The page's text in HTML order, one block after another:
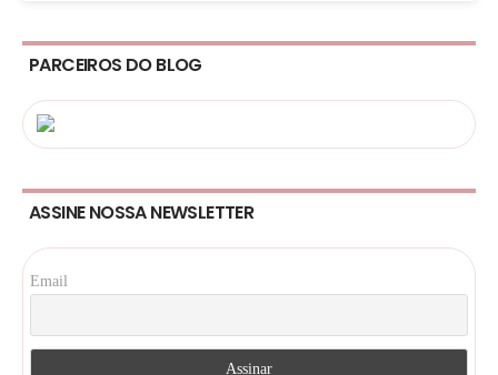
PARCEIROS DO BLOG
ASSINE NOSSA NEWSLETTER
Email